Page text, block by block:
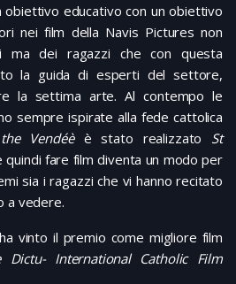
obiettivo educativo con un obiettivo
nei film della Navis Pictures non
ma dei ragazzi che con questa
la guida di esperti del settore,
la settima arte. Al contempo le
sempre ispirate alla fede cattolica
Vendéè è stato realizzato St
quindi fare film diventa un modo per
sia i ragazzi che vi hanno recitato
a vedere.
ha vinto il premio come migliore film
Dictu- International Catholic Film